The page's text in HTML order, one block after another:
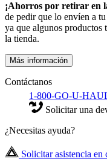
¡Ahorros por retirar en
de pedir que lo envíen a
ya que algunos productos
la tienda.
Más información
Contáctanos
1-800-GO-U-
Solicitar una
¿Necesitas ayuda?
Solicitar asistencia en